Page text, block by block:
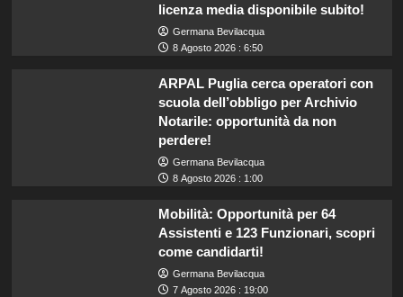
licenza media disponibile subito!
Germana Bevilacqua
8 Agosto 2026 : 6:50
ARPAL Puglia cerca operatori con
scuola dell’obbligo per Archivio
Notarile: opportunità da non
perdere!
Germana Bevilacqua
8 Agosto 2026 : 1:00
Mobilità: Opportunità per 64
Assistenti e 123 Funzionari, scopri
come candidarti!
Germana Bevilacqua
7 Agosto 2026 : 19:00